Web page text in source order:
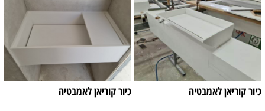
כיור קוריאן לאמבטיה כיור קוריאן לאמבטיה